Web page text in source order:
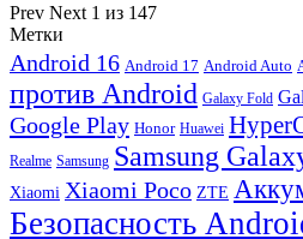
Prev Next 1 из 147
Метки
Android 16 Android 17 Android Auto
против Android Galaxy Fold
Google Play Honor Huawei
Realme Samsung Samsung
Xiaomi Xiaomi Poco ZTE
Безопасность